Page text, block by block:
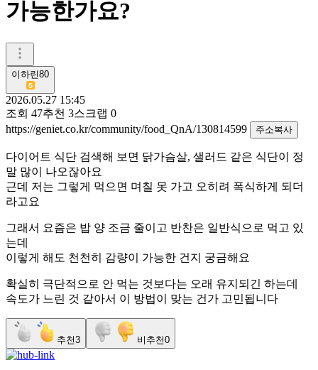
가능한가요?
이하린80
2026.05.27 15:45
조회 47추천 3스크랩 0
https://geniet.co.kr/community/food_QnA/130814599
주소복사
다이어트 식단 검색해 보면 닭가슴살, 샐러드 같은 식단이 정
말 많이 나오잖아요
근데 저는 그렇게 먹으면 며칠 못 가고 오히려 폭식하게 되더
라고요
그래서 요즘은 밥 양 조금 줄이고 반찬은 일반식으로 먹고 있
는데
이렇게 해도 천천히 감량이 가능한 건지 궁금해요
확실히 극단적으로 안 먹는 것보다는 오래 유지되긴 하는데
속도가 느린 것 같아서 이 방법이 맞는 건가 고민됩니다
추천3 비추천0